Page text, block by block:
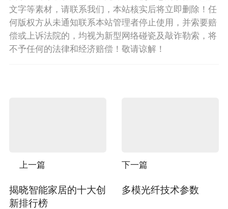
文字等素材，请联系我们，本站核实后将立即删除！任
何版权方从未通知联系本站管理者停止使用，并索要赔
偿或上诉法院的，均视为新型网络碰瓷及敲诈勒索，将
不予任何的法律和经济赔偿！敬请谅解！
上一篇
揭晓智能家居的十大创
新排行榜
下一篇
多模光纤技术参数